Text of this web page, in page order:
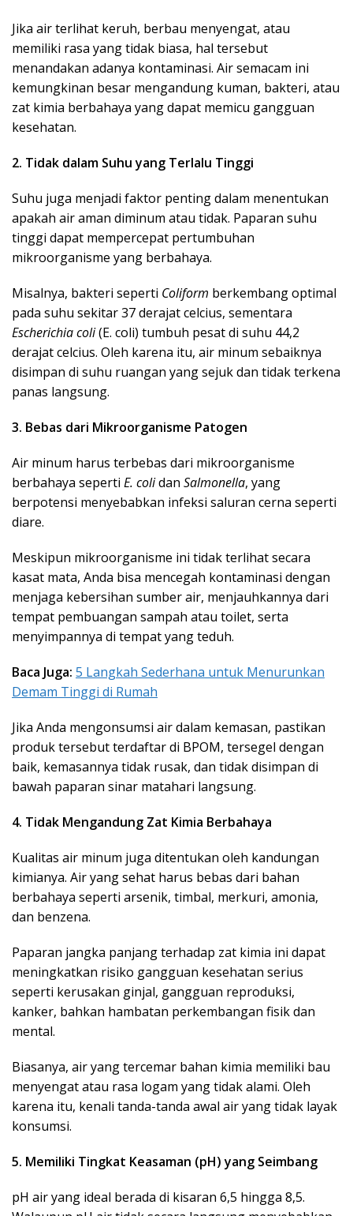
Jika air terlihat keruh, berbau menyengat, atau
memiliki rasa yang tidak biasa, hal tersebut
menandakan adanya kontaminasi. Air semacam ini
kemungkinan besar mengandung kuman, bakteri, atau
zat kimia berbahaya yang dapat memicu gangguan
kesehatan.
2. Tidak dalam Suhu yang Terlalu Tinggi
Suhu juga menjadi faktor penting dalam menentukan
apakah air aman diminum atau tidak. Paparan suhu
tinggi dapat mempercepat pertumbuhan
mikroorganisme yang berbahaya.
Misalnya, bakteri seperti Coliform berkembang optimal
pada suhu sekitar 37 derajat celcius, sementara
Escherichia coli(E. coli) tumbuh pesat di suhu 44,2
derajat celcius. Oleh karena itu, air minum sebaiknya
disimpan di suhu ruangan yang sejuk dan tidak terkena
panas langsung.
3. Bebas dari Mikroorganisme Patogen
Air minum harus terbebas dari mikroorganisme
berbahaya seperti E. colidan Salmonella, yang
berpotensi menyebabkan infeksi saluran cerna seperti
diare.
Meskipun mikroorganisme ini tidak terlihat secara
kasat mata, Anda bisa mencegah kontaminasi dengan
menjaga kebersihan sumber air, menjauhkannya dari
tempat pembuangan sampah atau toilet, serta
menyimpannya di tempat yang teduh.
Baca Juga: 5 Langkah Sederhana untuk Menurunkan
Demam Tinggi di Rumah
Jika Anda mengonsumsi air dalam kemasan, pastikan
produk tersebut terdaftar di BPOM, tersegel dengan
baik, kemasannya tidak rusak, dan tidak disimpan di
bawah paparan sinar matahari langsung.
4. Tidak Mengandung Zat Kimia Berbahaya
Kualitas air minum juga ditentukan oleh kandungan
kimianya. Air yang sehat harus bebas dari bahan
berbahaya seperti arsenik, timbal, merkuri, amonia,
dan benzena.
Paparan jangka panjang terhadap zat kimia ini dapat
meningkatkan risiko gangguan kesehatan serius
seperti kerusakan ginjal, gangguan reproduksi,
kanker, bahkan hambatan perkembangan fisik dan
mental.
Biasanya, air yang tercemar bahan kimia memiliki bau
menyengat atau rasa logam yang tidak alami. Oleh
karena itu, kenali tanda-tanda awal air yang tidak layak
konsumsi.
5. Memiliki Tingkat Keasaman (pH) yang Seimbang
pH air yang ideal berada di kisaran 6,5 hingga 8,5.